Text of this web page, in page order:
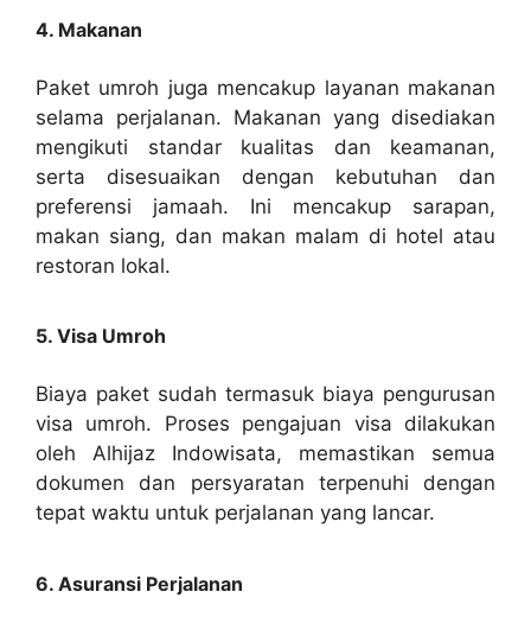
4. Makanan
Paket umroh juga mencakup layanan makanan
selama perjalanan. Makanan yang disediakan
mengikuti standar kualitas dan keamanan,
serta disesuaikan dengan kebutuhan dan
preferensi jamaah. Ini mencakup sarapan,
makan siang, dan makan malam di hotel atau
restoran lokal.
5. Visa Umroh
Biaya paket sudah termasuk biaya pengurusan
visa umroh. Proses pengajuan visa dilakukan
oleh Alhijaz Indowisata, memastikan semua
dokumen dan persyaratan terpenuhi dengan
tepat waktu untuk perjalanan yang lancar.
6. Asuransi Perjalanan